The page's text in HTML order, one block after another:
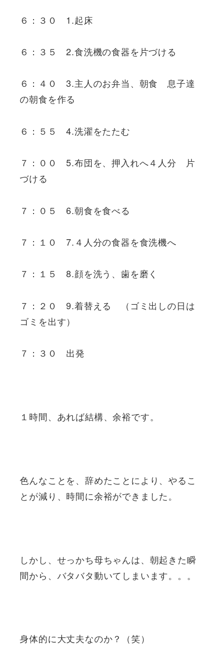
６：３０ 1.起床
６：３５ 2.食洗機の食器を片づける
６：４０ 3.主人のお弁当、朝食 息子達
の朝食を作る
６：５５ 4.洗濯をたたむ
７：００ 5.布団を、押入れへ４人分 片
づける
７：０５ 6.朝食を食べる
７：１０ 7.４人分の食器を食洗機へ
７：１５ 8.顔を洗う、歯を磨く
７：２０ 9.着替える （ゴミ出しの日は
ゴミを出す）
７：３０ 出発
１時間、あれば結構、余裕です。
色んなことを、辞めたことにより、やるこ
とが減り、時間に余裕ができました。
しかし、せっかち母ちゃんは、朝起きた瞬
間から、バタバタ動いてしまいます。。。
身体的に大丈夫なのか？（笑）